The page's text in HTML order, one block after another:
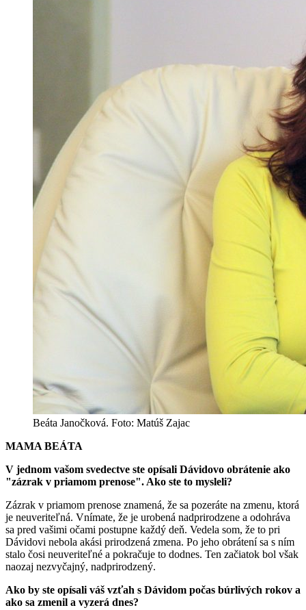
Beáta Janočková. Foto: Matúš Zajac
MAMA BEÁTA
V jednom vašom svedectve ste opísali Dávidovo obrátenie ako
"zázrak v priamom prenose". Ako ste to mysleli?
Zázrak v priamom prenose znamená, že sa pozeráte na zmenu, ktorá
je neuveriteľná. Vnímate, že je urobená nadprirodzene a odohráva
sa pred vašimi očami postupne každý deň. Vedela som, že to pri
Dávidovi nebola akási prirodzená zmena. Po jeho obrátení sa s ním
stalo čosi neuveriteľné a pokračuje to dodnes. Ten začiatok bol však
naozaj nezvyčajný, nadprirodzený.
Ako by ste opísali váš vzťah s Dávidom počas búrlivých rokov a
ako sa zmenil a vyzerá dnes?